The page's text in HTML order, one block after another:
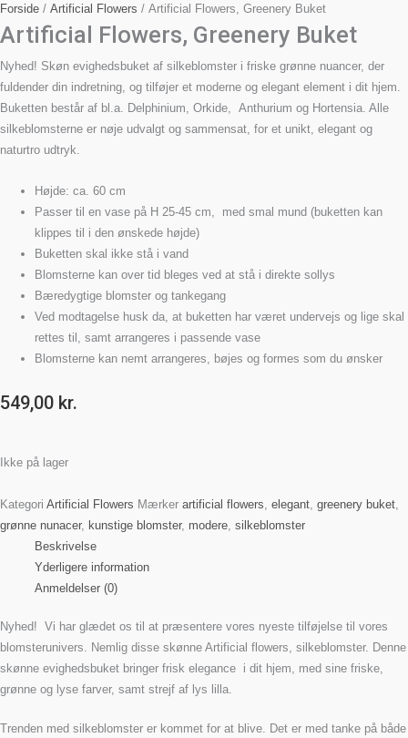
Forside / Artificial Flowers / Artificial Flowers, Greenery Buket
Artificial Flowers, Greenery Buket
Nyhed! Skøn evighedsbuket af silkeblomster i friske grønne nuancer, der
fuldender din indretning, og tilføjer et moderne og elegant element i dit hjem.
Buketten består af bl.a. Delphinium, Orkide, Anthurium og Hortensia. Alle
silkeblomsterne er nøje udvalgt og sammensat, for et unikt, elegant og
naturtro udtryk.
Højde: ca. 60 cm
Passer til en vase på H 25-45 cm, med smal mund (buketten kan
klippes til i den ønskede højde)
Buketten skal ikke stå i vand
Blomsterne kan over tid bleges ved at stå i direkte sollys
Bæredygtige blomster og tankegang
Ved modtagelse husk da, at buketten har været undervejs og lige skal
rettes til, samt arrangeres i passende vase
Blomsterne kan nemt arrangeres, bøjes og formes som du ønsker
549,00 kr.
Ikke på lager
Kategori Artificial Flowers Mærker artificial flowers elegant greenery buket
grønne nunacer, kunstige blomster, modere silkeblomster
Beskrivelse
Yderligere information
Anmeldelser (0)
Nyhed! Vi har glædet os til at præsentere vores nyeste tilføjelse til vores
blomsterunivers. Nemlig disse skønne Artificial flowers, silkeblomster. Denne
skønne evighedsbuket bringer frisk elegance i dit hjem, med sine friske,
grønne og lyse farver, samt strejf af lys lilla.
Trenden med silkeblomster er kommet for at blive. Det er med tanke på både